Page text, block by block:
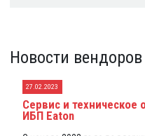
Новости вендоров
27.02.2023
Сервис и техническое
ИБП Eaton